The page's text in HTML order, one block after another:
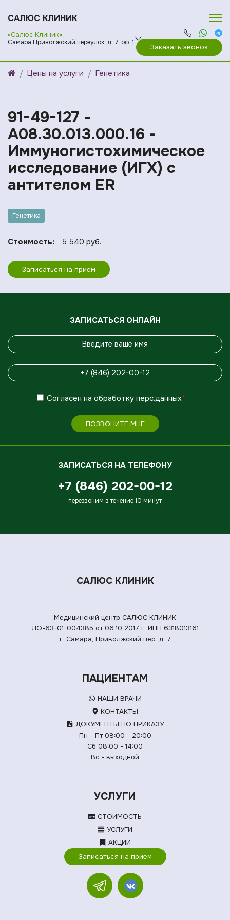
САЛЮС КЛИНИК
«Салюс Клиник»
Самара Приволжский переулок, д. 7, оф. 1
Заказать звонок
Цены на услуги Генетика
91-49-127 -
A08.30.013.000.16 -
Иммуногистохимическое
исследование (ИГХ) с
антителом ER
Генетика
Стоимость: 5 540 руб.
Записаться на прием
ЗАПИСАТЬСЯ ОНЛАЙН
Согласен на обработку перс.данных*
ПОЗВОНИТЕ МНЕ
ЗАПИСАТЬСЯ НА ТЕЛЕФОНУ
+7 (846) 202-00-12
перезвоним в течение 10 минут
САЛЮС КЛИНИК
Медицинский центр САЛЮС КЛИНИК
ЛО-63-01-004385 от 06.10.2017 г. ИНН 6318013161
г. Самара, Приволжский пер. д. 7
ПАЦИЕНТАМ
НАШИ ВРАЧИ
КОНТАКТЫ
ДОКУМЕНТЫ ПО ПРИКАЗУ
Пн - Пт 08:00 - 20:00
Сб 08:00 - 14:00
Вс - выходной
УСЛУГИ
СТОИМОСТЬ
УСЛУГИ
АКЦИИ
Записаться на прием